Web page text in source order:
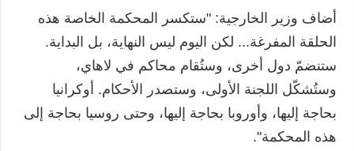
أضاف وزير الخارجية: "ستكسر المحكمة الخاصة هذه
الحلقة المفرغة... لكن اليوم ليس النهاية، بل البداية.
ستنضمّ دول أخرى، وستُقام محاكم في لاهاي،
وستُشكّل اللجنة الأولى، وستصدر الأحكام. أوكرانيا
بحاجة إليها، وأوروبا بحاجة إليها، وحتى روسيا بحاجة إلى
هذه المحكمة".